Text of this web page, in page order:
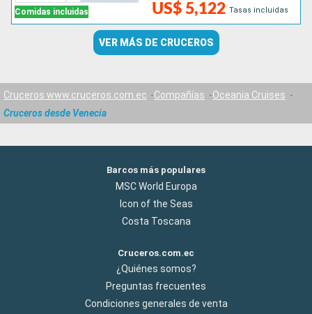
Comidas incluidas US$ 5,122 Tasas incluidas
VER MÁS DE CRUCEROS
Cruceros www.cruceros.com.ec Compañías
Oceania Cruises
Cruceros desde Venecia
Barcos más populares
MSC World Europa
Icon of the Seas
Costa Toscana
Cruceros.com.ec
¿Quiénes somos?
Preguntas frecuentes
Condiciones generales de venta